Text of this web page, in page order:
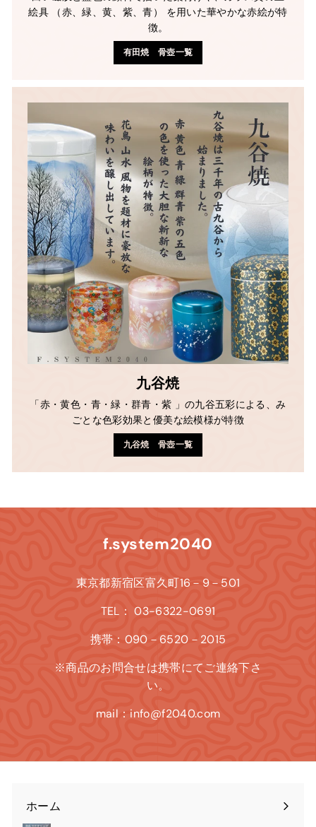
絵具 （赤、緑、黄、紫、青） を用いた華やかな赤絵が特
徴。
有田焼 骨壺一覧
九谷焼
「赤・黄色・青・緑・群青・紫 」の九谷五彩による、み
ごとな色彩効果と優美な絵模様が特徴
九谷焼 骨壺一覧
f.system2040
東京都新宿区富久町16－9－501
TEL： 03-6322-0691
携帯：090－6520－2015
※商品のお問合せは携帯にてご連絡下さ
い。
mail：info@f2040.com
ホーム